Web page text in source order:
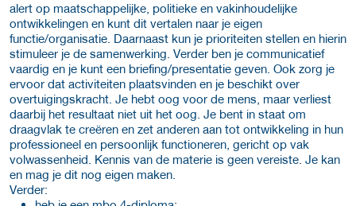
alert op maatschappelijke, politieke en vakinhoudelijke
ontwikkelingen en kunt dit vertalen naar je eigen
functie/organisatie. Daarnaast kun je prioriteiten stellen en hierin
stimuleer je de samenwerking. Verder ben je communicatief
vaardig en je kunt een briefing/presentatie geven. Ook zorg je
ervoor dat activiteiten plaatsvinden en je beschikt over
overtuigingskracht. Je hebt oog voor de mens, maar verliest
daarbij het resultaat niet uit het oog. Je bent in staat om
draagvlak te creëren en zet anderen aan tot ontwikkeling in hun
professioneel en persoonlijk functioneren, gericht op vak
volwassenheid. Kennis van de materie is geen vereiste. Je kan
en mag je dit nog eigen maken.
Verder: